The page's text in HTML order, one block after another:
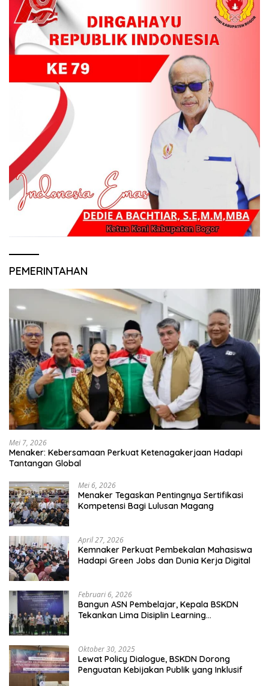
PEMERINTAHAN
Mei 7, 2026
Menaker: Kebersamaan Perkuat Ketenagakerjaan Hadapi
Tantangan Global
Mei 6, 2026
Menaker Tegaskan Pentingnya Sertifikasi
Kompetensi Bagi Lulusan Magang
April 27, 2026
Kemnaker Perkuat Pembekalan Mahasiswa
Hadapi Green Jobs dan Dunia Kerja Digital
Februari 6, 2026
Bangun ASN Pembelajar, Kepala BSKDN
Tekankan Lima Disiplin Learning
Oktober 30, 2025
Lewat Policy Dialogue, BSKDN Dorong
Penguatan Kebijakan Publik yang Inklusif